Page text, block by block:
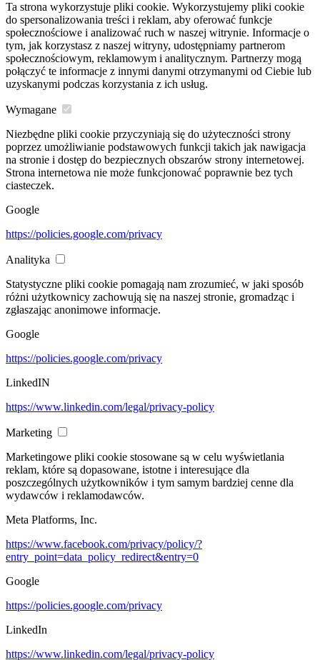
Ta strona wykorzystuje pliki cookie. Wykorzystujemy pliki cookie
do spersonalizowania treści i reklam, aby oferować funkcje
społecznościowe i analizować ruch w naszej witrynie. Informacje o
tym, jak korzystasz z naszej witryny, udostępniamy partnerom
społecznościowym, reklamowym i analitycznym. Partnerzy mogą
połączyć te informacje z innymi danymi otrzymanymi od Ciebie lub
uzyskanymi podczas korzystania z ich usług.
Wymagane
Niezbędne pliki cookie przyczyniają się do użyteczności strony
poprzez umożliwianie podstawowych funkcji takich jak nawigacja
na stronie i dostęp do bezpiecznych obszarów strony internetowej.
Strona internetowa nie może funkcjonować poprawnie bez tych
ciasteczek.
Google
https://policies.google.com/privacy
Analityka
Statystyczne pliki cookie pomagają nam zrozumieć, w jaki sposób
różni użytkownicy zachowują się na naszej stronie, gromadząc i
zgłaszając anonimowe informacje.
Google
https://policies.google.com/privacy
LinkedIN
https://www.linkedin.com/legal/privacy-policy
Marketing
Marketingowe pliki cookie stosowane są w celu wyświetlania
reklam, które są dopasowane, istotne i interesujące dla
poszczególnych użytkowników i tym samym bardziej cenne dla
wydawców i reklamodawców.
Meta Platforms, Inc.
https://www.facebook.com/privacy/policy/?
entry_point=data_policy_redirect&entry=0
Google
https://policies.google.com/privacy
LinkedIn
https://www.linkedin.com/legal/privacy-policy